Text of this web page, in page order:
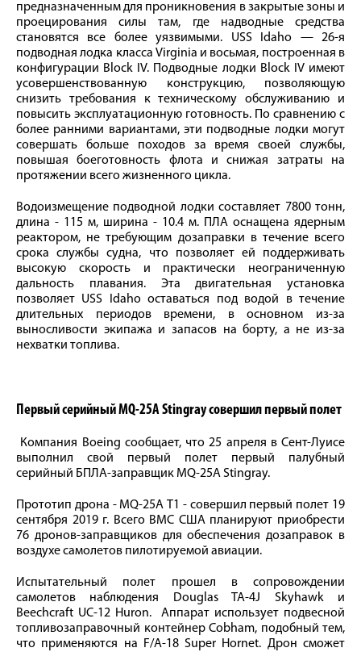
предназначенным для проникновения в закрытые зоны и
проецирования силы там, где надводные средства
становятся все более уязвимыми. USS Idaho — 26-я
подводная лодка класса Virginia и восьмая, построенная в
конфигурации Block IV. Подводные лодки Block IV имеют
усовершенствованную конструкцию, позволяющую
снизить требования к техническому обслуживанию и
повысить эксплуатационную готовность. По сравнению с
более ранними вариантами, эти подводные лодки могут
совершать больше походов за время своей службы,
повышая боеготовность флота и снижая затраты на
протяжении всего жизненного цикла.
Водоизмещение подводной лодки составляет 7800 тонн,
длина - 115 м, ширина - 10.4 м. ПЛА оснащена ядерным
реактором, не требующим дозаправки в течение всего
срока службы судна, что позволяет ей поддерживать
высокую скорость и практически неограниченную
дальность плавания. Эта двигательная установка
позволяет USS Idaho оставаться под водой в течение
длительных периодов времени, в основном из-за
выносливости экипажа и запасов на борту, а не из-за
нехватки топлива.
Первый серийный MQ-25А Stingray совершил первый полет
Компания Boeing сообщает, что 25 апреля в Сент-Луисе
выполнил свой первый полет первый палубный
серийный БПЛА-заправщик MQ-25A Stingray.
Прототип дрона - MQ-25A Т1 - совершил первый полет 19
сентября 2019 г. Всего ВМС США планируют приобрести
76 дронов-заправщиков для обеспечения дозаправок в
воздухе самолетов пилотируемой авиации.
Испытательный полет прошел в сопровождении
самолетов наблюдения Douglas TA-4J Skyhawk и
Beechcraft UC-12 Huron. Аппарат использует подвесной
топливозаправочный контейнер Cobham, подобный тем,
что применяются на F/A-18 Super Hornet. Дрон сможет